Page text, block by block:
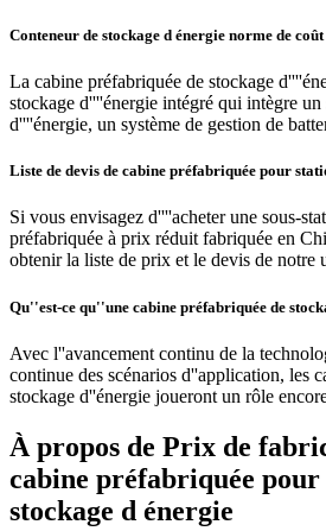
Conteneur de stockage d énergie norme de
La cabine préfabriquée de stockage
stockage d''''énergie intégré qui intègre un
d''''énergie, un système de gestion de
Liste de devis de cabine préfabriquée pour
Si vous envisagez d''''acheter une sous-
préfabriquée à prix réduit fabriquée en
obtenir la liste de prix et le devis de notre
Qu''est-ce qu''une cabine préfabriquée de
Avec l''avancement continu de la
continue des scénarios d''application, les
stockage d''énergie joueront un rôle
À propos de Prix de
cabine préfabriquée pour
stockage d énergie